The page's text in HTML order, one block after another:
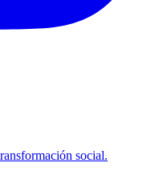
social.